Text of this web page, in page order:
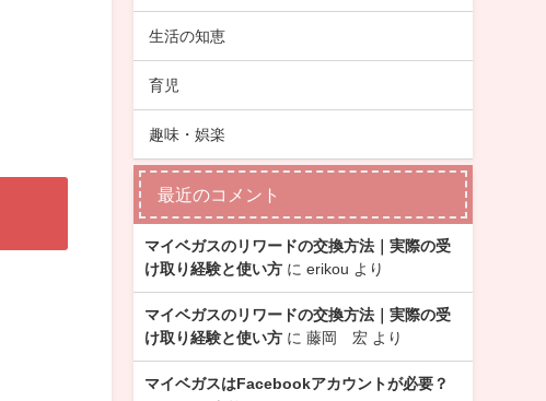
生活の知恵
育児
趣味・娯楽
最近のコメント
マイベガスのリワードの交換方法｜実際の受
け取り経験と使い方に erikou より
マイベガスのリワードの交換方法｜実際の受
け取り経験と使い方に 藤岡 宏より
マイベガスはFacebookアカウントが必要？